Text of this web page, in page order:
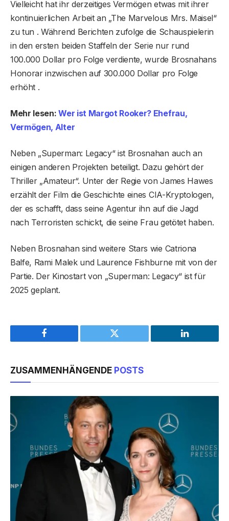
Vielleicht hat ihr derzeitiges Vermögen etwas mit ihrer
kontinuierlichen Arbeit an „The Marvelous Mrs. Maisel“
zu tun . Während Berichten zufolge die Schauspielerin
in den ersten beiden Staffeln der Serie nur rund
100.000 Dollar pro Folge verdiente, wurde Brosnahans
Honorar inzwischen auf 300.000 Dollar pro Folge
erhöht .
Mehr lesen:Wer ist Margot Rooker? Ehefrau,
Vermögen, Alter
Neben „Superman: Legacy“ ist Brosnahan auch an
einigen anderen Projekten beteiligt. Dazu gehört der
Thriller „Amateur“. Unter der Regie von James Hawes
erzählt der Film die Geschichte eines CIA-Kryptologen,
der es schafft, dass seine Agentur ihn auf die Jagd
nach Terroristen schickt, die seine Frau getötet haben.
Neben Brosnahan sind weitere Stars wie Catriona
Balfe, Rami Malek und Laurence Fishburne mit von der
Partie. Der Kinostart von „Superman: Legacy“ ist für
2025 geplant.
Facebook Twitter LinkedIn
ZUSAMMENHÄNGENDE POSTS